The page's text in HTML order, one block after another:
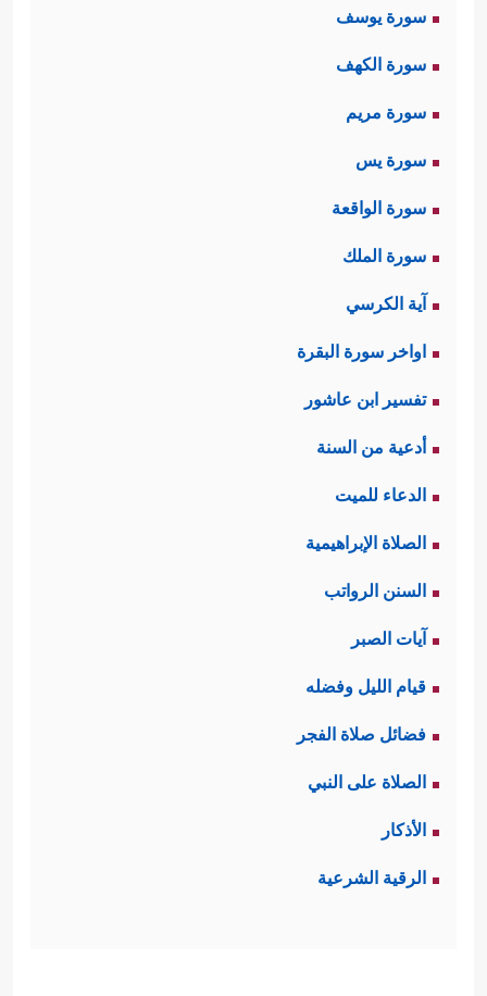
سورة يوسف
سورة الكهف
سورة مريم
سورة يس
سورة الواقعة
سورة الملك
آية الكرسي
اواخر سورة البقرة
تفسير ابن عاشور
أدعية من السنة
الدعاء للميت
الصلاة الإبراهيمية
السنن الرواتب
آيات الصبر
قيام الليل وفضله
فضائل صلاة الفجر
الصلاة على النبي
الأذكار
الرقية الشرعية